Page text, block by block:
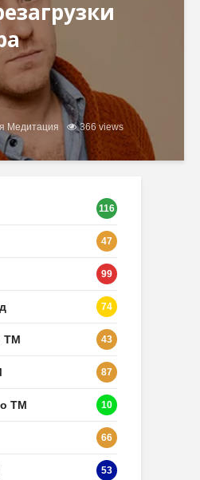
Медитация 366 views
116
47
99
74
ТМ 43
87
ТМ 10
66
53